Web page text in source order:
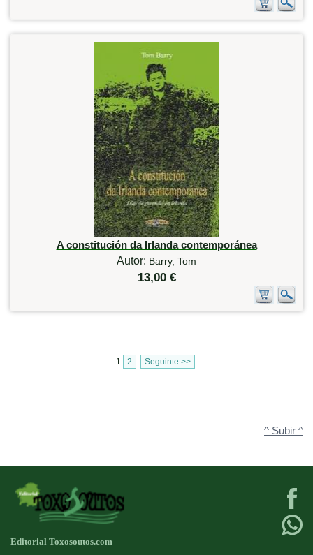
A constitución da Irlanda contemporánea
Autor: Barry, Tom
13,00 €
1 2 Seguinte >>
^ Subir ^
Editorial Toxosoutos.com